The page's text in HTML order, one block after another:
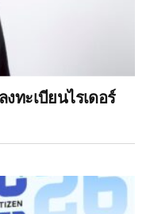
in this
ทะเบียนไรเดอร์